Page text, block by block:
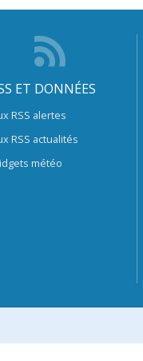
ET DONNÉES
RSS alertes
RSS actualités
météo